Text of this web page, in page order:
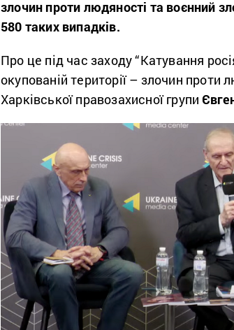
злочин проти людяності та воєнний
580 таких випадків.
Про це під час заходу “Катування
окупованій території – злочин проти
Харківської правозахисної групи